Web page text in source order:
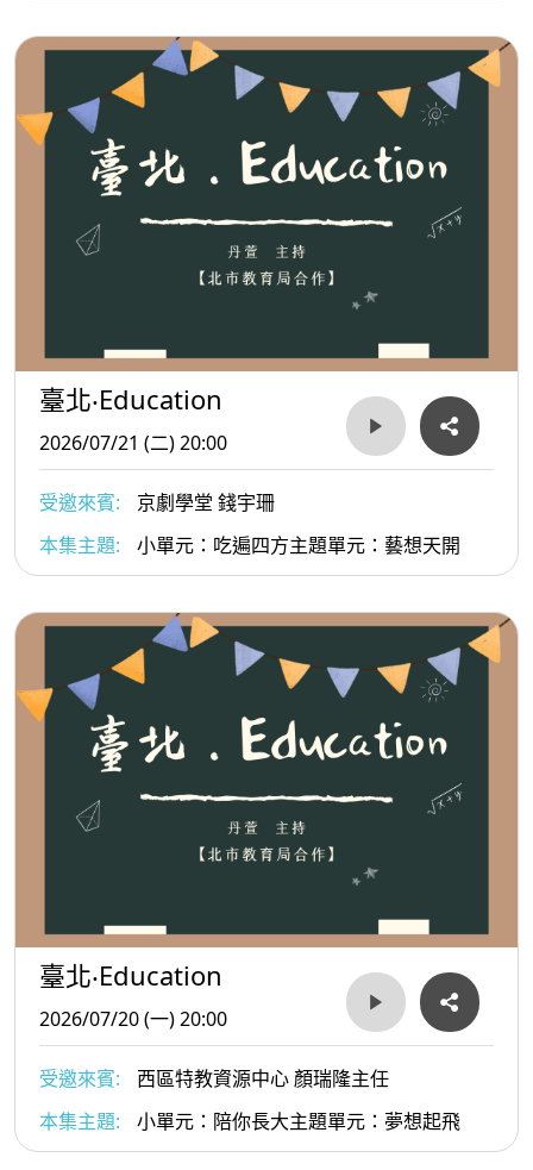
臺北‧Education
2026/07/21 (二) 20:00
受邀來賓:
京劇學堂 錢宇珊
本集主題:
小單元：吃遍四方主題單元：藝想天開
臺北‧Education
2026/07/20 (一) 20:00
受邀來賓:
西區特教資源中心 顏瑞隆主任
本集主題:
小單元：陪你長大主題單元：夢想起飛